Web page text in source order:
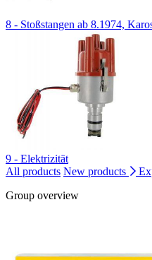
8 - Stoßstangen ab 8.1974,
9 - Elektrizität
All products New products
Group overview